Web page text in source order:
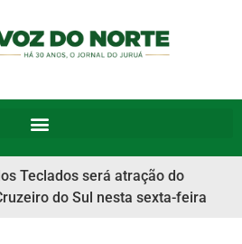
Teclados será atração do
do Sul nesta sexta-feira